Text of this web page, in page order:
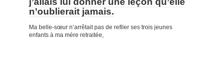
n’oublierait jamais.
Ma belle-sœur n’arrêtait pas de refiler ses trois jeunes
enfants à ma mère retraitée,